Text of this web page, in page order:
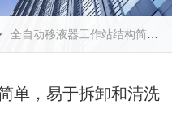
全自动移液器工作站结构简单，易于拆卸和清洗
单，易于拆卸和清洗